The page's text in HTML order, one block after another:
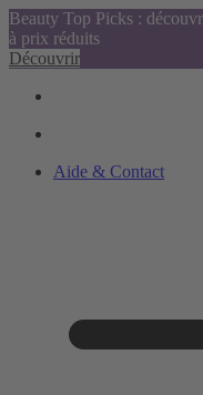
Beauty Top Picks :
à prix réduits
Découvrir
Aide & Contact